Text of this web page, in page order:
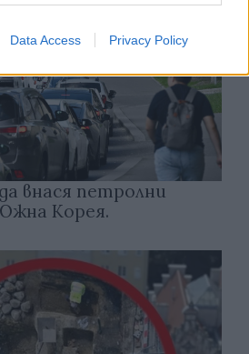
Data Access Privacy Policy
внася петролни
Корея.